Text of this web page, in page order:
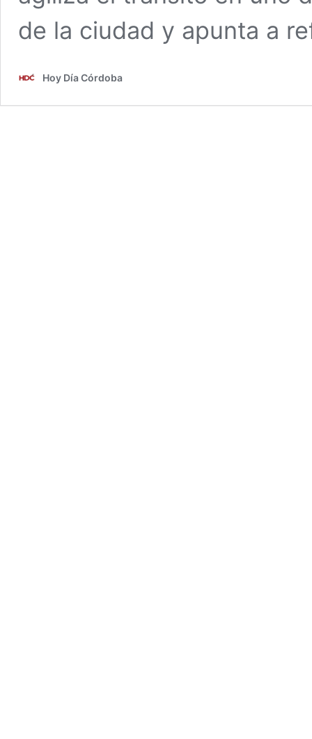
de la ciudad y apunta a
Hoy Día Córdoba